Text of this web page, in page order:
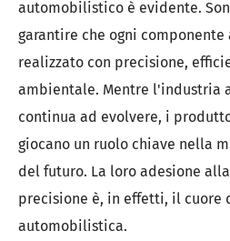
automobilistico è evidente.
garantire che ogni
realizzato con precisione,
ambientale. Mentre l'industria
continua ad evolvere, i
giocano un ruolo chiave nella
del futuro. La loro adesione
precisione è, in effetti, il cuore
automobilistica.